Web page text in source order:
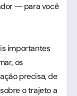
— para você
importantes
os
precisa, de
o trajeto a